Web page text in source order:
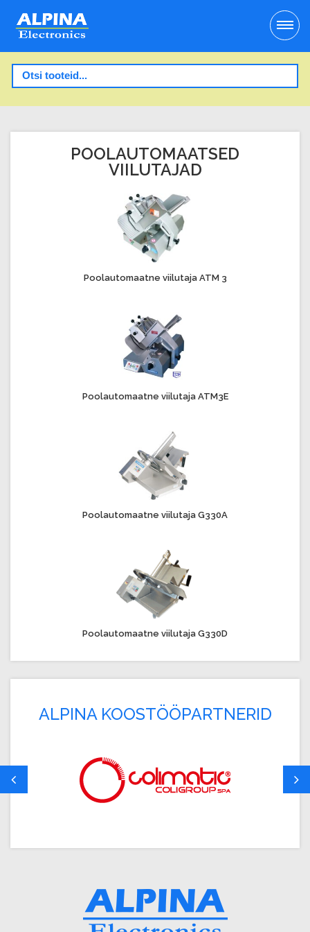
POOLAUTOMAATSED
VIILUTAJAD
Poolautomaatne viilutaja ATM 3
Poolautomaatne viilutaja ATM3E
Poolautomaatne viilutaja G330A
Poolautomaatne viilutaja G330D
ALPINA KOOSTÖÖPARTNERID